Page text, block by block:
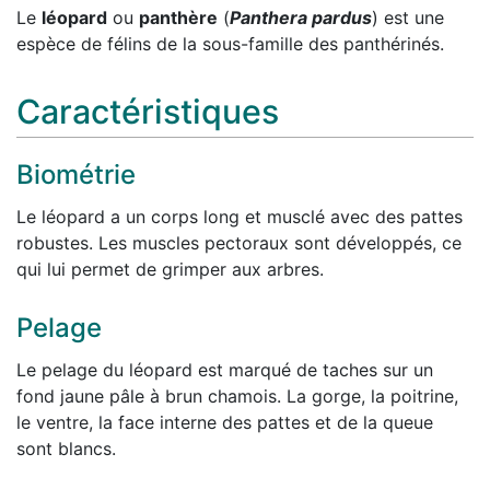
Le léopard ou panthère (Panthera pardus) est une
espèce de félins de la sous-famille des panthérinés.
Caractéristiques
Biométrie
Le léopard a un corps long et musclé avec des pattes
robustes. Les muscles pectoraux sont développés, ce
qui lui permet de grimper aux arbres.
Pelage
Le pelage du léopard est marqué de taches sur un
fond jaune pâle à brun chamois. La gorge, la poitrine,
le ventre, la face interne des pattes et de la queue
sont blancs.